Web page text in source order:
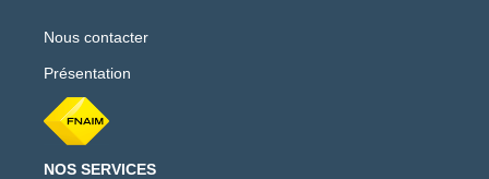
Nous contacter
Présentation
NOS SERVICES